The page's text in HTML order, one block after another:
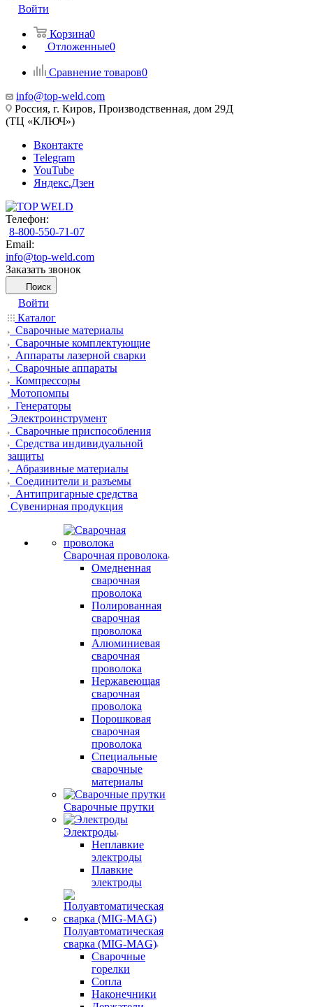
Войти
Корзина0
Отложенные0
Сравнение товаров0
info@top-weld.com
Россия, г. Киров, Производственная, дом 29Д
(ТЦ «КЛЮЧ»)
Вконтакте
Telegram
YouTube
Яндекс.Дзен
Телефон:
8-800-550-71-07
Email:
info@top-weld.com
Заказать звонок
Поиск
Войти
Каталог
Сварочные материалы
Сварочные комплектующие
Аппараты лазерной сварки
Сварочные аппараты
Компрессоры
Мотопомпы
Генераторы
Электроинструмент
Сварочные приспособления
Средства индивидуальной
защиты
Абразивные материалы
Соединители и разъемы
Антипригарные средства
Сувенирная продукция
Сварочная проволока
Омедненная
сварочная
проволока
Полированная
сварочная
проволока
Алюминиевая
сварочная
проволока
Нержавеющая
сварочная
проволока
Порошковая
сварочная
проволока
Специальные
сварочные
материалы
Сварочные прутки
Электроды
Неплавкие
электроды
Плавкие
электроды
Полуавтоматическая
сварка (MIG-MAG)
Сварочные
горелки
Сопла
Наконечники